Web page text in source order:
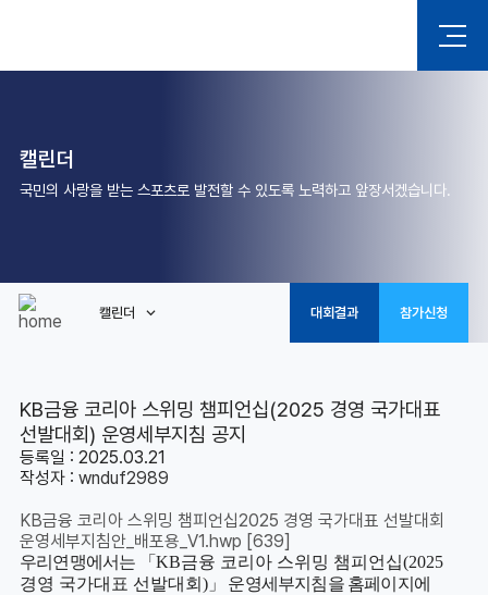
캘린더
국민의 사랑을 받는 스포츠로 발전할 수 있도록 노력하고 앞장서겠습니다.
캘린더 대회결과 참가신청
KB금융 코리아 스위밍 챔피언십(2025 경영 국가대표
선발대회) 운영세부지침 공지
등록일 : 2025.03.21
작성자 : wnduf2989
KB금융 코리아 스위밍 챔피언십2025 경영 국가대표 선발대회
운영세부지침안_배포용_V1.hwp [639]
우리연맹에서는 「 KB금융 코리아 스위밍 챔피언십(2025
경영 국가대표 선발대회 )」 운영세부지침을 홈페이지에